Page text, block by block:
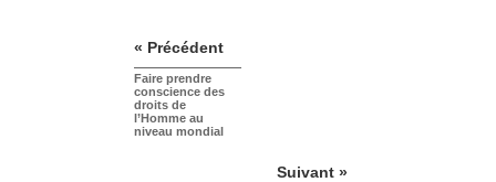
« Précédent
Faire prendre
conscience des
droits de
l’Homme au
niveau mondial
Suivant »